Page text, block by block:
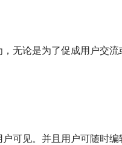
论是为了促成用户交流
可见。并且用户可随时